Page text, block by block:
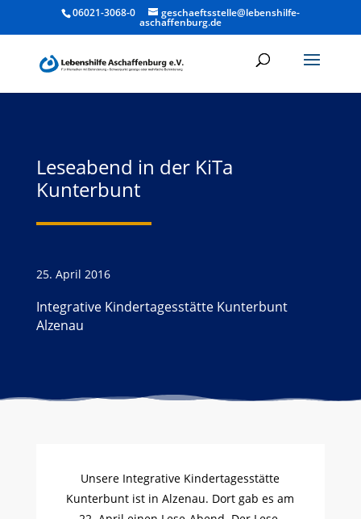
06021-3068-0 geschaeftsstelle@lebenshilfe-
aschaffenburg.de
Leseabend in der KiTa
Kunterbunt
25. April 2016
Integrative Kindertagesstätte Kunterbunt
Alzenau
Unsere Integrative Kindertagesstätte
Kunterbunt ist in Alzenau. Dort gab es am